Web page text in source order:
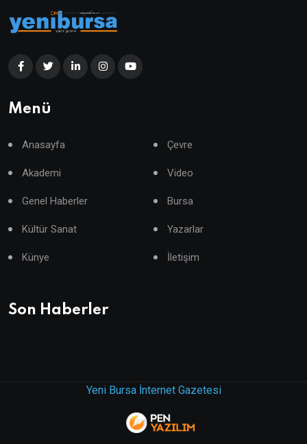
Menü
Anasayfa Çevre
Akademi Video
Genel Haberler Bursa
Kültür Sanat Yazarlar
Künye İletişim
Son Haberler
Yeni Bursa İnternet Gazetesi